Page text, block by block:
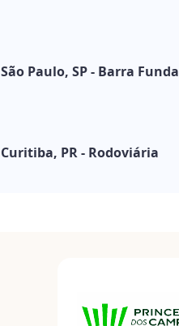
São Paulo, SP - Barra Funda
Curitiba, PR - Rodoviária